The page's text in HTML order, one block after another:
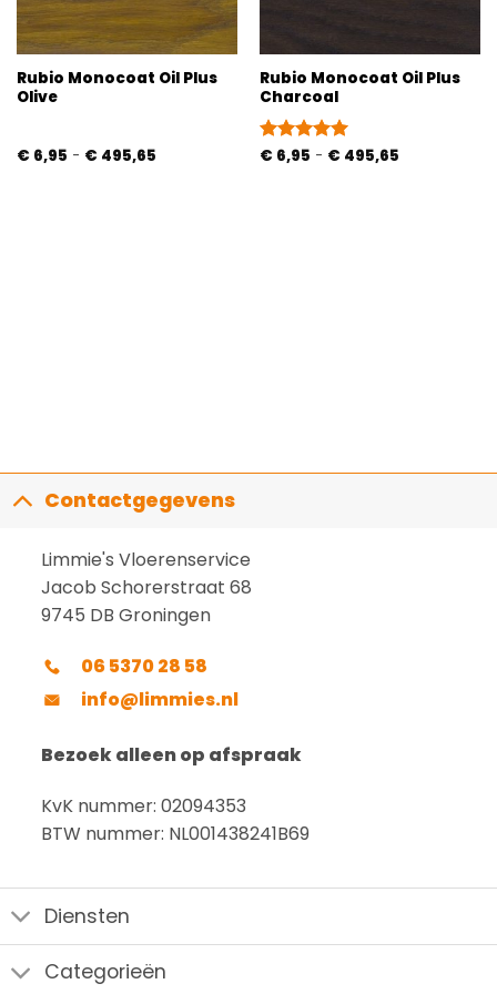
Rubio Monocoat Oil Plus
Olive
€ 6,95 - € 495,65Prijsklasse:
Rubio Monocoat Oil Plus
Charcoal
Gewaardeerd
€ 6,95 - € 495,65Prijsklasse:
Contactgegevens
Limmie's Vloerenservice
Jacob Schorerstraat 68
9745 DB Groningen
06 5370 28 58
info@limmies.nl
Bezoek alleen op afspraak
KvK nummer: 02094353
BTW nummer: NL001438241B69
Diensten
Categorieën